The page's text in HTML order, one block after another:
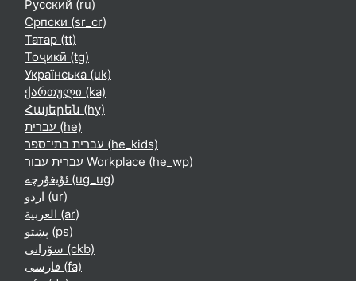
Русский ‎(ru)‎
Српски ‎(sr_cr)‎
Татар ‎(tt)‎
Тоҷикӣ ‎(tg)‎
Українська ‎(uk)‎
ქართული ‎(ka)‎
Հայերեն ‎(hy)‎
עברית ‎(he)‎
עברית בתי־ספר ‎(he_kids)‎
עברית עבור Workplace ‎(he_wp)‎
ئۇيغۇرچە ‎(ug_ug)‎
اردو ‎(ur)‎
العربية ‎(ar)‎
پښتو ‎(ps)‎
سۆرانی ‎(ckb)‎
فارسی ‎(fa)‎